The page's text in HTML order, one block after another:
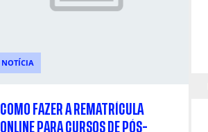
NOTÍCIA
COMO FAZER A REMATRÍCULA
ONLINE PARA CURSOS DE PÓS-